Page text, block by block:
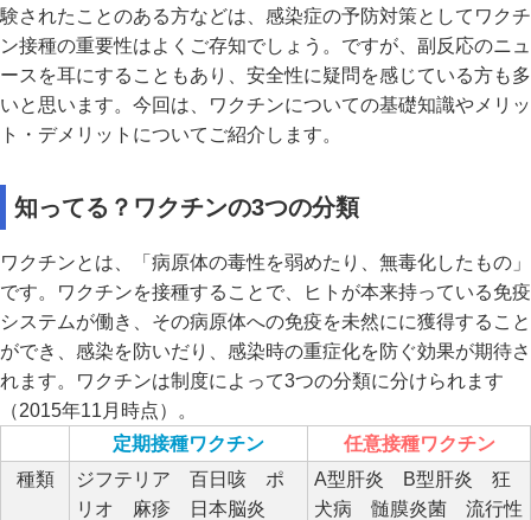
験されたことのある方などは、感染症の予防対策としてワクチ
ン接種の重要性はよくご存知でしょう。ですが、副反応のニュ
ースを耳にすることもあり、安全性に疑問を感じている方も多
いと思います。今回は、ワクチンについての基礎知識やメリッ
ト・デメリットについてご紹介します。
知ってる？ワクチンの3つの分類
ワクチンとは、「病原体の毒性を弱めたり、無毒化したもの」
です。ワクチンを接種することで、ヒトが本来持っている免疫
システムが働き、その病原体への免疫を未然にに獲得すること
ができ、感染を防いだり、感染時の重症化を防ぐ効果が期待さ
れます。ワクチンは制度によって3つの分類に分けられます
（2015年11月時点）。
定期接種ワクチン
任意接種ワクチン
種類
ジフテリア 百日咳 ポ
リオ 麻疹 日本脳炎
A型肝炎 B型肝炎 狂
犬病 髄膜炎菌 流行性